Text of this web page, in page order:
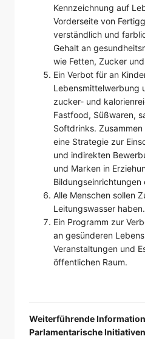
Kennzeichnung auf
Vorderseite von
verständlich und
Gehalt an
wie Fetten, Zucker
Ein Verbot für an
Lebensmittelwerbung
zucker- und
Fastfood, Süßwaren,
Softdrinks.
eine Strategie zur
und indirekten
und Marken in
Alle Menschen sollen
Leitungswasser haben.
Ein Programm zur
an gesünderen
Veranstaltungen und
öffentlichen Raum.
Weiterführende
Parlamentarische